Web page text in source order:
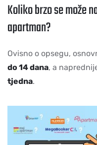
Koliko brzo se može
apartman?
Ovisno o opsegu,
do 14 dana, a
tjedna.